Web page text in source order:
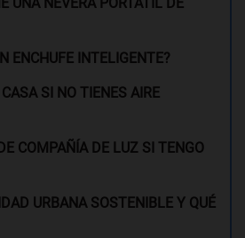
ENCHUFE INTELIGENTE?
SI NO TIENES AIRE
COMPAÑÍA DE LUZ SI TENGO
URBANA SOSTENIBLE Y QUÉ